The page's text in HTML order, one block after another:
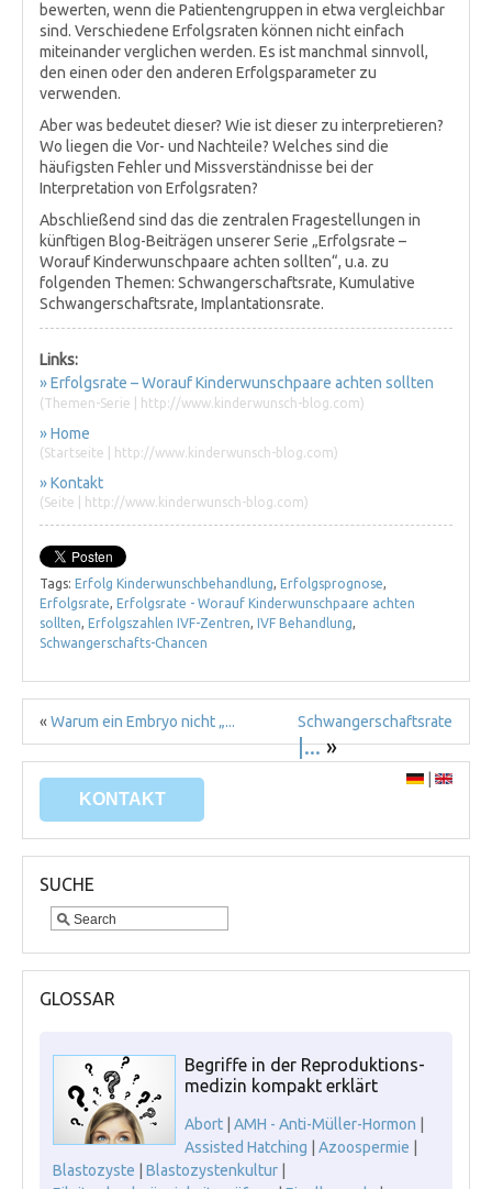
bewerten, wenn die Patientengruppen in etwa vergleichbar
sind. Verschiedene Erfolgsraten können nicht einfach
miteinander verglichen werden. Es ist manchmal sinnvoll,
den einen oder den anderen Erfolgsparameter zu
verwenden.
Aber was bedeutet dieser? Wie ist dieser zu interpretieren?
Wo liegen die Vor- und Nachteile? Welches sind die
häufigsten Fehler und Missverständnisse bei der
Interpretation von Erfolgsraten?
Abschließend sind das die zentralen Fragestellungen in
künftigen Blog-Beiträgen unserer Serie „Erfolgsrate –
Worauf Kinderwunschpaare achten sollten“, u.a. zu
folgenden Themen: Schwangerschaftsrate, Kumulative
Schwangerschaftsrate, Implantationsrate.
Links:
» Erfolgsrate – Worauf Kinderwunschpaare achten sollten
(Themen-Serie | http://www.kinderwunsch-blog.com)
» Home
(Startseite | http://www.kinderwunsch-blog.com)
» Kontakt
(Seite | http://www.kinderwunsch-blog.com)
Tags: Erfolg Kinderwunschbehandlung, Erfolgsprognose,
Erfolgsrate, Erfolgsrate - Worauf Kinderwunschpaare achten
sollten, Erfolgszahlen IVF-Zentren, IVF Behandlung,
Schwangerschafts-Chancen
«Warum ein Embryo nicht „... Schwangerschaftsrate
|...»
KONTAKT
SUCHE
GLOSSAR
Begriffe in der Reproduktions-
medizin kompakt erklärt
Abort AMH - Anti-Müller-Hormon
Assisted Hatching
Azoospermie
Blastozyste
Blastozystenkultur